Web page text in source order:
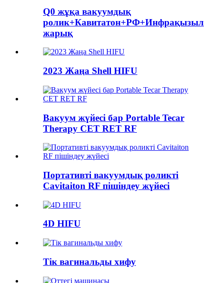
Q0 жұқа вакуумдық
ролик+Кавитатон+РФ+Инфрақызыл
жарық
2023 Жаңа Shell HIFU
Вакуум жүйесі бар Portable Tecar
Therapy CET RET RF
Портативті вакуумдық роликті
Cavitaiton RF пішіндеу жүйесі
4D HIFU
Тік вагинальды хифу